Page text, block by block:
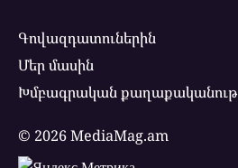
Գովազդատուներին
Մեր մասին
Խմբագրական
© 2026 MediaMag.am